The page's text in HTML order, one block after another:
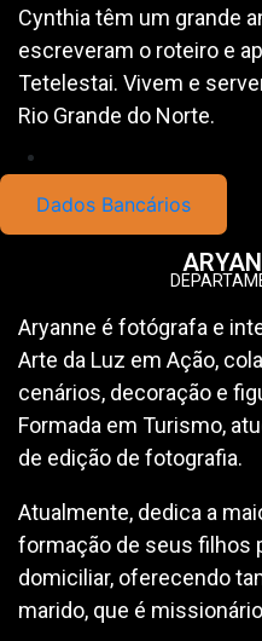
Cynthia têm um grande
escreveram o roteiro e
Tetelestai. Vivem e
Rio Grande do Norte.
Dados Bancários
Aryanne é fotógrafa e
Arte da Luz em Ação,
cenários, decoração e
Formada em Turismo,
de edição de fotografia.
Atualmente, dedica a
formação de seus filhos
domiciliar, oferecendo
marido, que é